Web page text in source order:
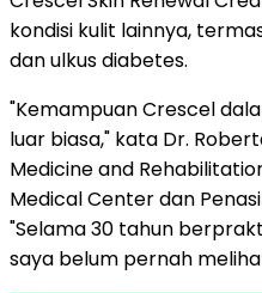
kondisi kulit lainnya,
dan ulkus diabetes.
"Kemampuan Crescel
luar biasa," kata Dr.
Medicine and
Medical Center dan
"Selama 30 tahun
saya belum pernah